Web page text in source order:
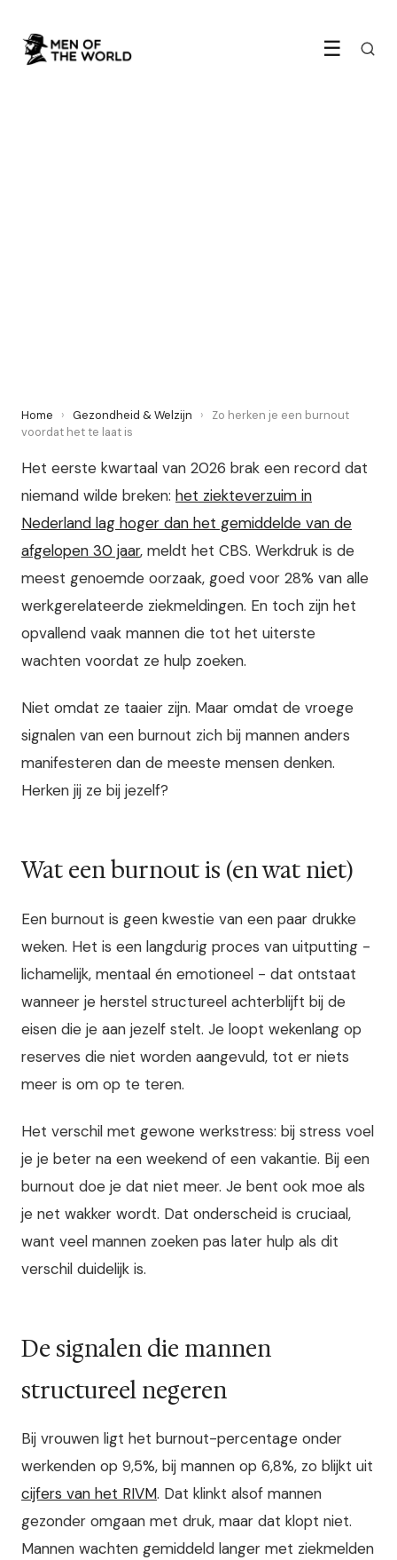
☰
Home › Gezondheid & Welzijn ›
Zo herken je een burnout
voordat het te laat is
Het eerste kwartaal van 2026 brak een record dat
niemand wilde breken: het ziekteverzuim in
Nederland lag hoger dan het gemiddelde van de
afgelopen 30 jaar, meldt het CBS. Werkdruk is de
meest genoemde oorzaak, goed voor 28% van alle
werkgerelateerde ziekmeldingen. En toch zijn het
opvallend vaak mannen die tot het uiterste
wachten voordat ze hulp zoeken.
Niet omdat ze taaier zijn. Maar omdat de vroege
signalen van een burnout zich bij mannen anders
manifesteren dan de meeste mensen denken.
Herken jij ze bij jezelf?
Wat een burnout is (en wat niet)
Een burnout is geen kwestie van een paar drukke
weken. Het is een langdurig proces van uitputting -
lichamelijk, mentaal én emotioneel - dat ontstaat
wanneer je herstel structureel achterblijft bij de
eisen die je aan jezelf stelt. Je loopt wekenlang op
reserves die niet worden aangevuld, tot er niets
meer is om op te teren.
Het verschil met gewone werkstress: bij stress voel
je je beter na een weekend of een vakantie. Bij een
burnout doe je dat niet meer. Je bent ook moe als
je net wakker wordt. Dat onderscheid is cruciaal,
want veel mannen zoeken pas later hulp als dit
verschil duidelijk is.
De signalen die mannen
structureel negeren
Bij vrouwen ligt het burnout-percentage onder
werkenden op 9,5%, bij mannen op 6,8%, zo blijkt uit
cijfers van het RIVM. Dat klinkt alsof mannen
gezonder omgaan met druk, maar dat klopt niet.
Mannen wachten gemiddeld langer met ziekmelden